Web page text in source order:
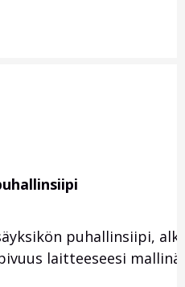
puhallinsiipi,
laitteeseesi